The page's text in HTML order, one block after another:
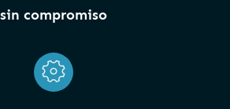
sin compromiso